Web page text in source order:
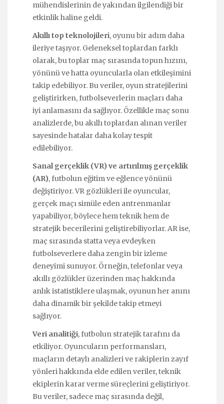
mühendislerinin de yakından ilgilendiği bir
etkinlik haline geldi.
Akıllı top teknolojileri, oyunu bir adım daha
ileriye taşıyor. Geleneksel toplardan farklı
olarak, bu toplar maç sırasında topun hızını,
yönünü ve hatta oyuncularla olan etkileşimini
takip edebiliyor. Bu veriler, oyun stratejilerini
geliştirirken, futbolseverlerin maçları daha
iyi anlamasını da sağlıyor. Özellikle maç sonu
analizlerde, bu akıllı toplardan alınan veriler
sayesinde hatalar daha kolay tespit
edilebiliyor.
Sanal gerçeklik (VR) ve artırılmış gerçeklik
(AR), futbolun eğitim ve eğlence yönünü
değiştiriyor. VR gözlükleri ile oyuncular,
gerçek maçı simüle eden antrenmanlar
yapabiliyor, böylece hem teknik hem de
stratejik becerilerini geliştirebiliyorlar. AR ise,
maç sırasında statta veya evdeyken
futbolseverlere daha zengin bir izleme
deneyimi sunuyor. Örneğin, telefonlar veya
akıllı gözlükler üzerinden maç hakkında
anlık istatistiklere ulaşmak, oyunun her anını
daha dinamik bir şekilde takip etmeyi
sağlıyor.
Veri analitiği, futbolun stratejik tarafını da
etkiliyor. Oyuncuların performansları,
maçların detaylı analizleri ve rakiplerin zayıf
yönleri hakkında elde edilen veriler, teknik
ekiplerin karar verme süreçlerini geliştiriyor.
Bu veriler, sadece maç sırasında değil,